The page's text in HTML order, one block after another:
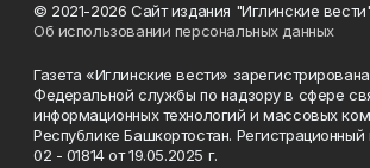
© 2021-2026 Сайт издания "Иглинские
Об использовании персональных данных
Газета «Иглинские вести»
Федеральной службы по надзору в сфере
информационных технологий и массовых
Республике Башкортостан.
02 - 01814 от 19.05.2025 г.